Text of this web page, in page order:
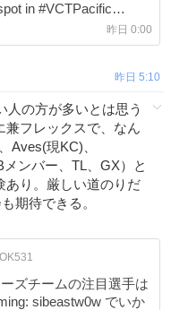
in #VCTPacific
ends the
the top of #VCTEMEA.
the updated Stage 2
昨日 0:00
昨日 5:10
人の方が多いとは思う
兼フレックスで、なん
Aves(現KC)、
ンバー、TL、GX）と
あり。厳しい道のりだ
期待できる。
ズチームの注目選手は
sibeastw0w でいか